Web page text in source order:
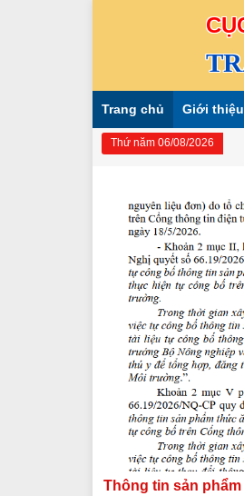
Trang chủ Giới thiệu
Thứ năm 06/08/2026
Thông tin sản